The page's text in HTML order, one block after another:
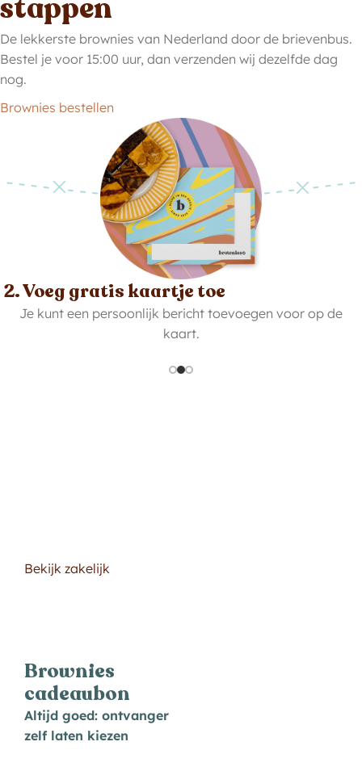
stappen
De lekkerste brownies van Nederland door de brievenbus.
Bestel je voor 15:00 uur, dan verzenden wij dezelfde dag
nog.
Brownies bestellen
2. Voeg gratis kaartje toe
Je kunt een persoonlijk bericht toevoegen voor op de
kaart.
Bekijk zakelijk
Brownies
cadeaubon
Altijd goed: ontvanger
zelf laten kiezen